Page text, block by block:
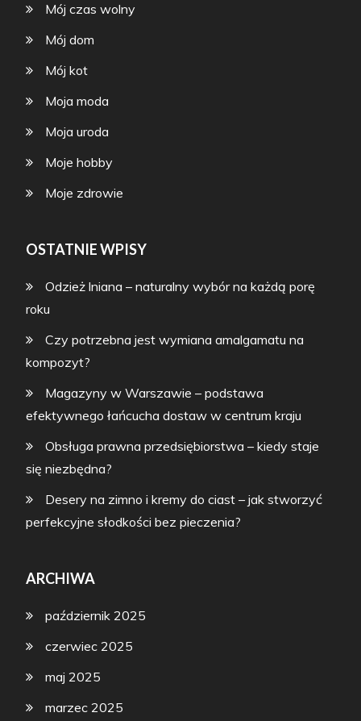
Mój czas wolny
Mój dom
Mój kot
Moja moda
Moja uroda
Moje hobby
Moje zdrowie
OSTATNIE WPISY
Odzież lniana – naturalny wybór na każdą porę
roku
Czy potrzebna jest wymiana amalgamatu na
kompozyt?
Magazyny w Warszawie – podstawa
efektywnego łańcucha dostaw w centrum kraju
Obsługa prawna przedsiębiorstwa – kiedy staje
się niezbędna?
Desery na zimno i kremy do ciast – jak stworzyć
perfekcyjne słodkości bez pieczenia?
ARCHIWA
październik 2025
czerwiec 2025
maj 2025
marzec 2025